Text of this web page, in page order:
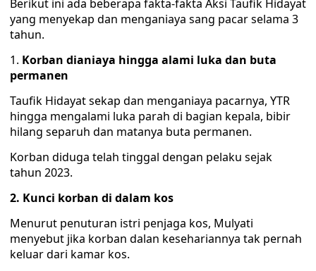
Berikut ini ada beberapa fakta-fakta Aksi Taufik Hidayat
yang menyekap dan menganiaya sang pacar selama 3
tahun.
Korban dianiaya hingga alami luka dan buta
permanen
Taufik Hidayat sekap dan menganiaya pacarnya, YTR
hingga mengalami luka parah di bagian kepala, bibir
hilang separuh dan matanya buta permanen.
Korban diduga telah tinggal dengan pelaku sejak
tahun 2023.
2. Kunci korban di dalam kos
Menurut penuturan istri penjaga kos, Mulyati
menyebut jika korban dalan kesehariannya tak pernah
keluar dari kamar kos.